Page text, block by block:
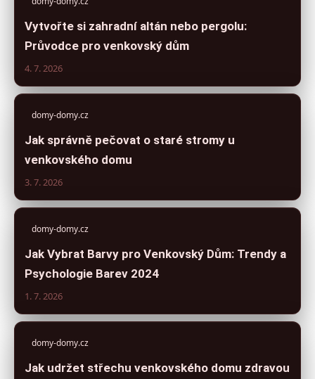
Vytvořte si zahradní altán nebo pergolu:
Průvodce pro venkovský dům
4. 7. 2026
domy-domy.cz
Jak správně pečovat o staré stromy u
venkovského domu
3. 7. 2026
domy-domy.cz
Jak Vybrat Barvy pro Venkovský Dům: Trendy a
Psychologie Barev 2024
1. 7. 2026
domy-domy.cz
Jak udržet střechu venkovského domu zdravou